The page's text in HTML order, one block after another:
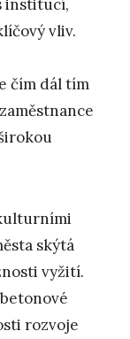
institucí,
vliv.
čím dál tím
skýtá
vyžití.
rozvoje